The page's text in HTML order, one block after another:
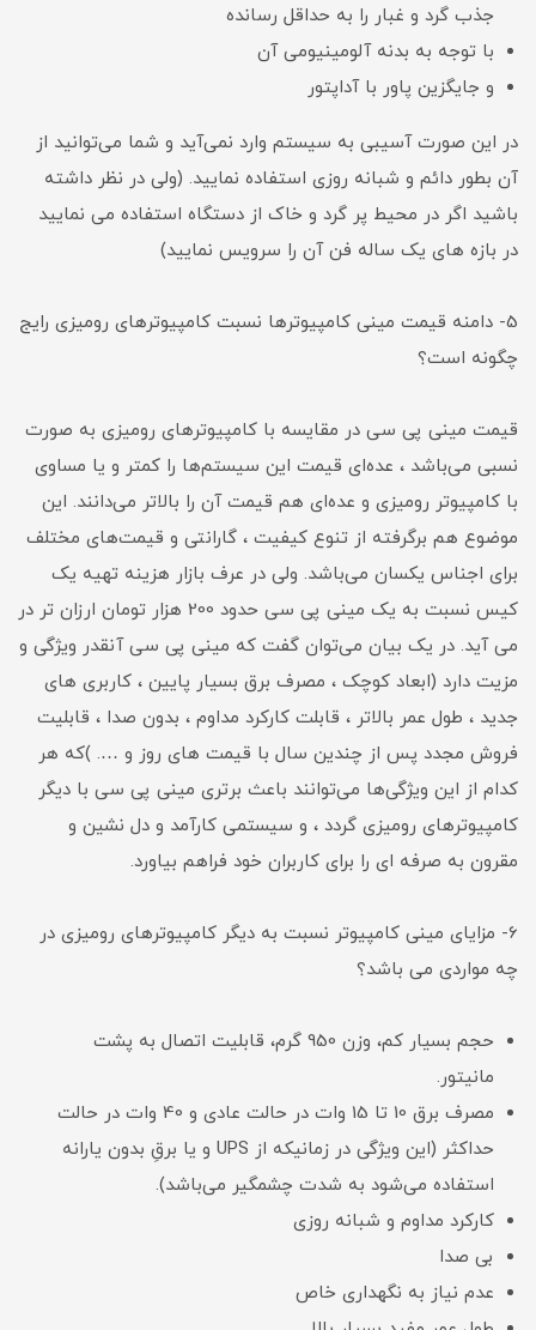
جذب گرد و غبار را به حداقل رسانده
با توجه به بدنه آلومینیومی آن
و جایگزین پاور با آداپتور
در این صورت آسیبی به سیستم وارد نمی‌آید و شما می‌توانید از
آن بطور دائم و شبانه روزی استفاده نمایید. (ولی در نظر داشته
باشید اگر در محیط پر گرد و خاک از دستگاه استفاده می نمایید
در بازه های یک ساله فن آن را سرویس نمایید)
5- دامنه قیمت مینی کامپیوترها نسبت کامپیوترهای رومیزی رایج
چگونه است؟
قیمت مینی پی سی در مقایسه با کامپیوترهای رومیزی به صورت
نسبی می‌باشد ، عده‌ای قیمت این سیستم‌ها را کمتر و یا مساوی
با کامپیوتر رومیزی و عده‌ای هم قیمت آن را بالاتر می‌دانند. این
موضوع هم برگرفته از تنوع کیفیت ، گارانتی و قیمت‌های مختلف
برای اجناس یکسان می‌باشد. ولی در عرف بازار هزینه تهیه یک
کیس نسبت به یک مینی پی سی حدود 200 هزار تومان ارزان تر در
می آید. در یک بیان می‌توان گفت که مینی پی سی آنقدر ویژگی و
مزیت دارد (ابعاد کوچک ، مصرف برق بسیار پایین ، کاربری های
جدید ، طول عمر بالاتر ، قابلت کارکرد مداوم ، بدون صدا ، قابلیت
فروش مجدد پس از چندین سال با قیمت های روز و …. )که هر
کدام از این ویژگی‌ها می‌توانند باعث برتری مینی پی سی با دیگر
کامپیوترهای رومیزی گردد ، و سیستمی کارآمد و دل نشین و
مقرون به صرفه ای را برای کاربران خود فراهم بیاورد.
6- مزایای مینی کامپیوتر نسبت به دیگر کامپیوترهای رومیزی در
چه مواردی می باشد؟
حجم بسیار کم، وزن 950 گرم، قابلیت اتصال به پشت
مانیتور.
مصرف برق 10 تا 15 وات در حالت عادی و 40 وات در حالت
حداکثر (این وی‍ژگی در زمانیکه از UPS و یا برقِ بدون یارانه
استفاده می‌شود به شدت چشمگیر می‌باشد).
کارکرد مداوم و شبانه روزی
بی صدا
عدم نیاز به نگهداری خاص